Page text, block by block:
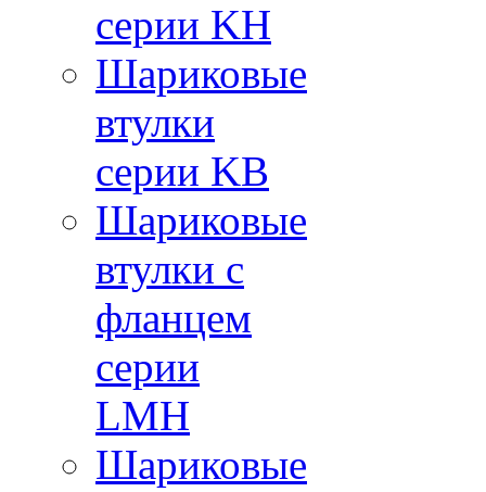
серии KH
Шариковые
втулки
серии KB
Шариковые
втулки с
фланцем
серии
LMH
Шариковые